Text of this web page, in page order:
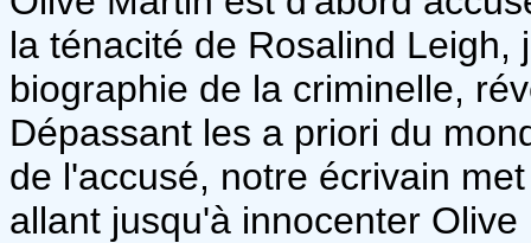
la ténacité de Rosalind
biographie de la criminelle,
Dépassant les a priori du
de l'accusé, notre écrivain
allant jusqu'à innocenter Olive